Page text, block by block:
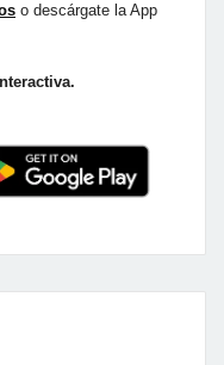
o descárgate la App